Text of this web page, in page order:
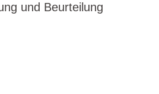
und Beurteilung